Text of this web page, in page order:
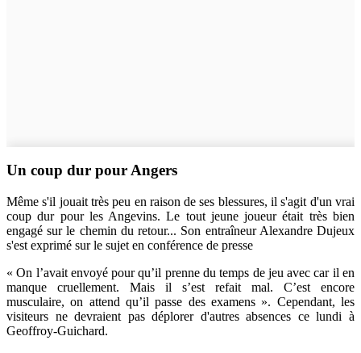
Un coup dur pour Angers
Même s'il jouait très peu en raison de ses blessures, il s'agit d'un vrai
coup dur pour les Angevins. Le tout jeune joueur était très bien
engagé sur le chemin du retour... Son entraîneur Alexandre Dujeux
s'est exprimé sur le sujet en conférence de presse
« On l’avait envoyé pour qu’il prenne du temps de jeu avec car il en
manque cruellement. Mais il s’est refait mal. C’est encore
musculaire, on attend qu’il passe des examens ». Cependant, les
visiteurs ne devraient pas déplorer d'autres absences ce lundi à
Geoffroy-Guichard.